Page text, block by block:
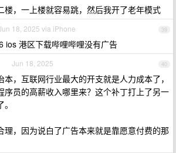
楼，一上楼就容易跳，然后我开了老年模式
39
18, 2025 via iPhone
ios 港区下载哔哩哔哩没有广告
40
Jun 18, 2025
，互联网行业最大的开支就是人力成本了，
序员的高薪收入哪里来？这个补丁打上了另一
理，因为说白了广告本来就是靠愿意付费的那